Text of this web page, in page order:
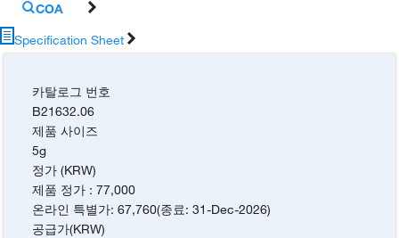
COA
Specification Sheet
카탈로그 번호
B21632.06
제품 사이즈
5g
정가 (KRW)
제품 정가 :77,000
온라인 특별가:67,760(종료:31-Dec-2026)
공급가(KRW)